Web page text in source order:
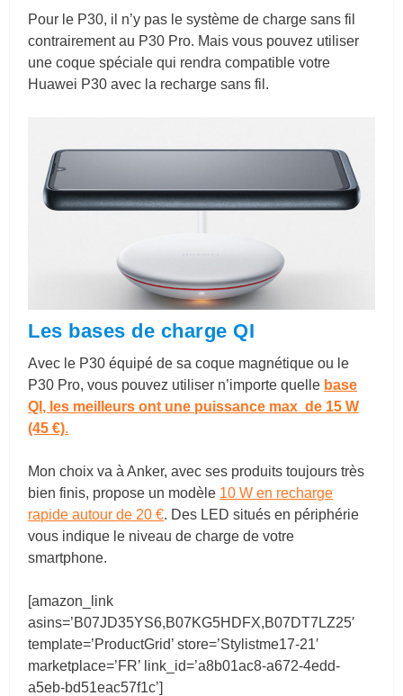
Pour le P30, il n’y pas le système de charge sans fil
contrairement au P30 Pro. Mais vous pouvez utiliser
une coque spéciale qui rendra compatible votre
Huawei P30 avec la recharge sans fil.
Les bases de charge QI
Avec le P30 équipé de sa coque magnétique ou le
P30 Pro, vous pouvez utiliser n’importe quelle base
QI, les meilleurs ont une puissance max de 15 W
(45 €).
Mon choix va à Anker, avec ses produits toujours très
bien finis, propose un modèle 10 W en recharge
rapide autour de 20 €. Des LED situés en périphérie
vous indique le niveau de charge de votre
smartphone.
[amazon_link
asins=’B07JD35YS6,B07KG5HDFX,B07DT7LZ25′
template=’ProductGrid’ store=’Stylistme17-21′
marketplace=’FR’ link_id=’a8b01ac8-a672-4edd-
a5eb-bd51eac57f1c’]